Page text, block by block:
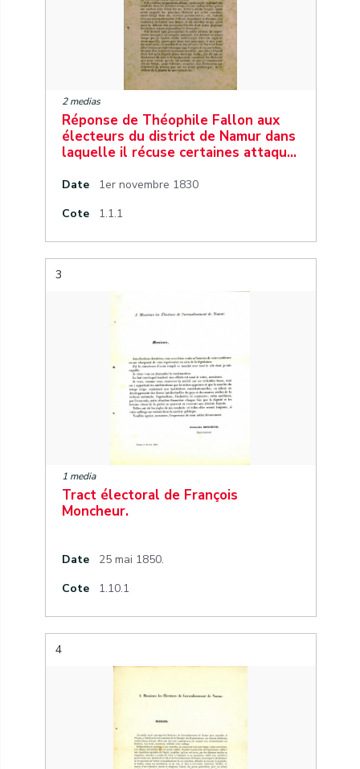
2 medias
Réponse de Théophile Fallon aux
électeurs du district de Namur dans
laquelle il récuse certaines attaqu…
Date
1er novembre 1830
Cote
1.1.1
3
1 media
Tract électoral de François
Moncheur.
Date
25 mai 1850.
Cote
1.10.1
4